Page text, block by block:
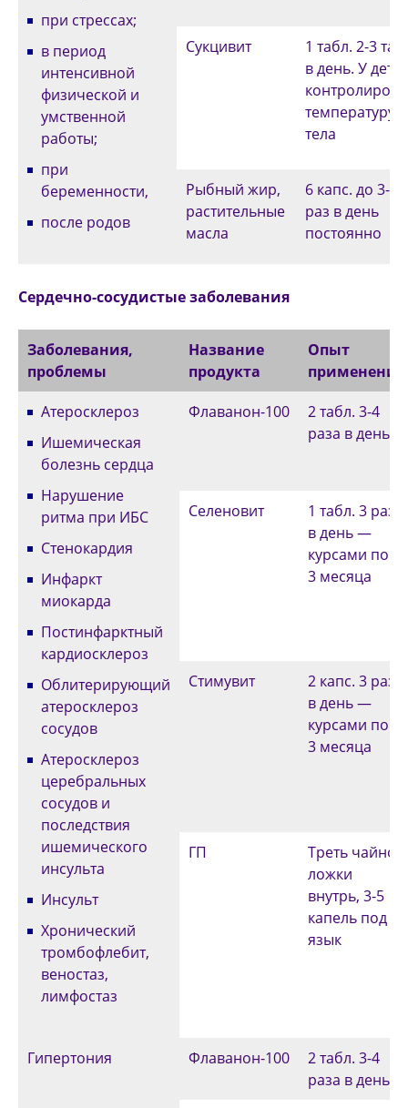
при стрессах;
в период
интенсивной
физической и
умственной
работы;
при
беременности,
после родов
Сукцивит
1 табл. 2-3
в день. У
температуру
тела
Рыбный жир,
растительные
масла
6 капс. до 3-х
раз в день
постоянно
Сердечно-сосудистые заболевания
Заболевания,
проблемы
Название
продукта
Опыт
применения
Атеросклероз
Ишемическая
болезнь сердца
Нарушение
ритма при ИБС
Стенокардия
Инфаркт
миокарда
Постинфарктный
кардиосклероз
Облитерирующий
атеросклероз
сосудов
Атеросклероз
церебральных
сосудов и
последствия
ишемического
инсульта
Инсульт
Хронический
тромбофлебит,
веностаз,
лимфостаз
Флаванон-100
2 табл. 3-4
раза в день
Селеновит
1 табл. 3 раза
в день —
курсами по 2-
3 месяца
Стимувит
2 капс. 3 раза
в день —
курсами по 2-
3 месяца
ГП
Треть чайной
ложки
внутрь, 3-5
капель под
язык
Гипертония Флаванон-100
2 табл. 3-4
раза в день